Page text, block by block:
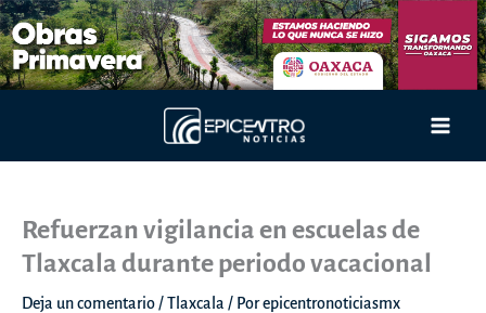
Ir
al
contenido
Refuerzan vigilancia en escuelas de
Tlaxcala durante periodo vacacional
Deja un comentario/Tlaxcala / Porepicentronoticiasmx